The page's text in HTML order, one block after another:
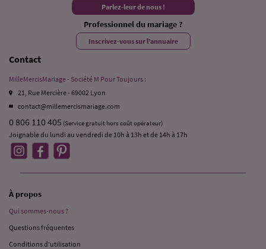
Parlez-leur de nous !
Professionnel du mariage ?
Inscrivez-vous sur l’annuaire
Contact
MilleMercisMariage - Société M Pour Toujours :
21, Rue Mercière - 69002 Lyon
contact@millemercismariage.com
0 806 110 405 (Service gratuit hors coût opérateur)
Joignable du lundi au vendredi de 10h à 13h et de 14h à 17h
À propos
Qui sommes-nous ?
Questions fréquentes
Conditions d’utilisation